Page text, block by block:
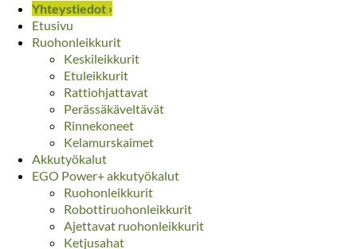
Yhteystiedot ›
Etusivu
Ruohonleikkurit
Keskileikkurit
Etuleikkurit
Rattiohjattavat
Perässäkäveltävät
Rinnekoneet
Kelamurskaimet
Akkutyökalut
EGO Power+ akkutyökalut
Ruohonleikkurit
Robottiruohonleikkurit
Ajettavat ruohonleikkurit
Ketjusahat